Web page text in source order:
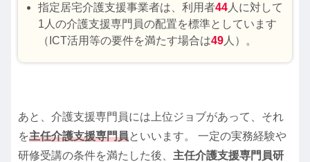
指定居宅介護支援事業者は、利用者44 人に対して
1人の介護支援専門員の配置を標準としています
（ICT活用等の要件を満たす場合は49 人）。
あと、介護支援専門員には上位ジョブがあって、それ
を主任介護支援専門員といいます。 一定の実務経験や
研修受講の条件を満たした後、 主任介護支援専門員研